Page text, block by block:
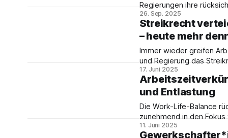
Regierungen ihre
Militarisierung durch
Sozialbereich. In
mobilisiert eine breite
Gewerkschaften
Hunderttausende auf die
Ist eine europäische
Protestbewegung
Armin Duttine.
26. Sep. 2025
Streikrecht
– heute mehr
Immer wieder greifen
und Regierung das
In Zeiten wachsender
Ungleichheit und
für Konzerne – besonders
den Wahnsinn der
gilt es das Streikrecht zu
verteidigen und zu
unsere
17. Juni 2025
und Entlastung
Die Work-Life-Balance
zunehmend in den Fokus
Tarifpolitik. Jerome Frantz
11. Juni 2025